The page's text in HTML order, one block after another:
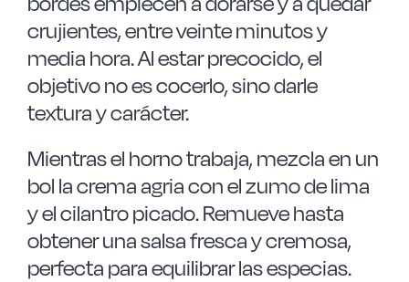
crujientes, entre veinte minutos y
media hora. Al estar precocido, el
objetivo no es cocerlo, sino darle
textura y carácter.
Mientras el horno trabaja, mezcla en un
bol la crema agria con el zumo de lima
y el cilantro picado. Remueve hasta
obtener una salsa fresca y cremosa,
perfecta para equilibrar las especias.